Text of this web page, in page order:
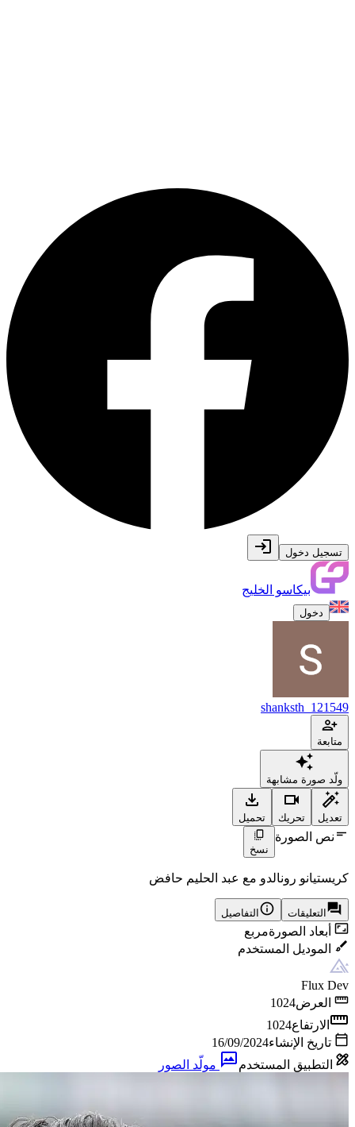
تسجيل دخول
بيكاسو الخليج
دخول
shanksth_121549
متابعة
ولّد صورة مشابهة
تعديل تحريك تحميل
نص الصورة
نسخ
كريستيانو رونالدو مع عبد الحليم حافض
التعليقات التفاصيل
أبعاد الصورةمربع
الموديل المستخدم
Flux Dev
العرض1024
الارتفاع1024
تاريخ الإنشاء16/09/2024
التطبيق المستخدم
مولّد الصور